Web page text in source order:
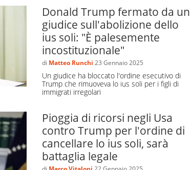
diritto del suolo’. Secondo le leggi improntate allo lo
in un determinato territorio. Lo Ius soli può
incondizionato , se applicato per il solo fatto di
determinata nazione, o può essere
(ad esempio raggiungere una determinata età
dover completare un ciclo di studi, superare
una certa forma di Ius soli è, come detto, nei tre
91/1992: quando il bambino nato su suolo
vi fosse l’impossibilità di trasmettere la
Donald Trump fermato da un
giudice sull'abolizione dello
ius soli: "È palesemente
incostituzionale"
di Matteo Runchi 23 Gennaio 2025
Un giudice ha bloccato l'ordine esecutivo di
Trump che rimuoveva lo ius soli per i figli di
immigrati irregolari
Pioggia di ricorsi negli Usa
contro Trump per l'ordine di
cancellare lo ius soli, sarà
battaglia legale